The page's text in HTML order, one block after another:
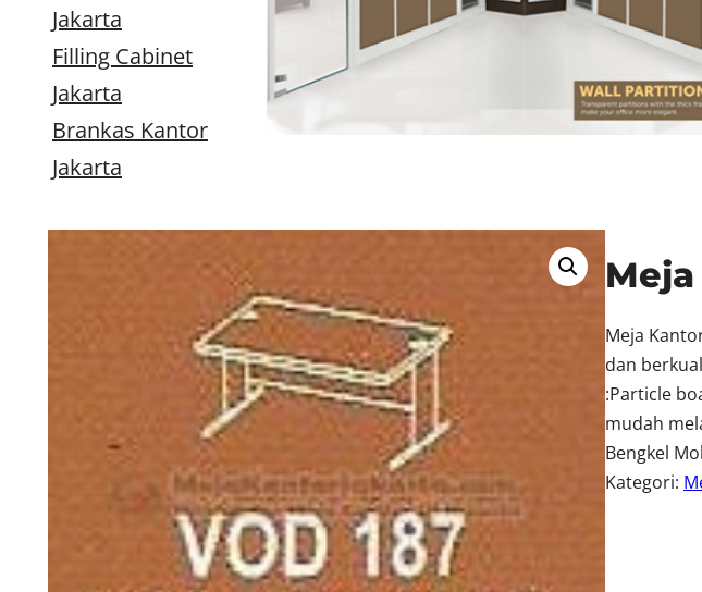
Jakarta
Filling Cabinet
Jakarta
Brankas Kantor
Jakarta
Meja
dan
:Particle
mudah
Bengkel
Kategori: